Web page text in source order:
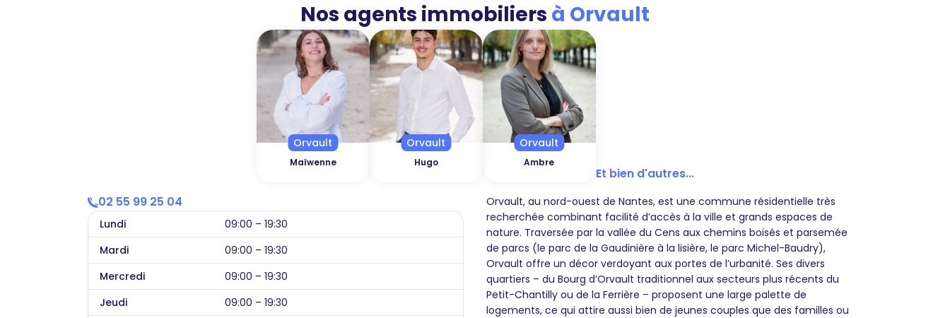
Nos agents immobiliers à Orvault
Orvault
Maïwenne
Orvault
Hugo
Orvault
Ambre
Et bien d'autres...
02 55 99 25 04
Lundi
09:00 – 19:30
Mardi
09:00 – 19:30
Mercredi
09:00 – 19:30
Jeudi
09:00 – 19:30
Orvault, au nord-ouest de Nantes, est une commune résidentielle très
recherchée combinant facilité d’accès à la ville et grands espaces de
nature. Traversée par la vallée du Cens aux chemins boisés et parsemée
de parcs (le parc de la Gaudinière à la lisière, le parc Michel-Baudry),
Orvault offre un décor verdoyant aux portes de l’urbanité. Ses divers
quartiers – du Bourg d’Orvault traditionnel aux secteurs plus récents du
Petit-Chantilly ou de la Ferrière – proposent une large palette de
logements, ce qui attire aussi bien de jeunes couples que des familles ou